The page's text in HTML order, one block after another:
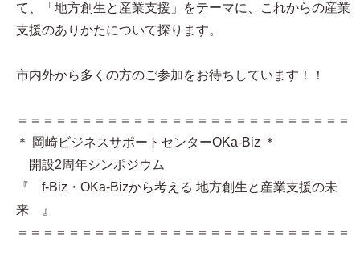
て、「地方創生と産業支援」をテーマに、これからの産業
支援のありかたについて探ります。
市内外から多くの方のご参加をお待ちしています！！
＝＝＝＝＝＝＝＝＝＝＝＝＝＝＝＝＝＝＝＝＝＝＝＝＝＝
＊ 岡崎ビジネスサポートセンターOKa-Biz ＊
開設2周年シンポジウム
『 f-Biz・OKa-Bizから考える 地方創生と産業支援の未
来 』
＝＝＝＝＝＝＝＝＝＝＝＝＝＝＝＝＝＝＝＝＝＝＝＝＝＝